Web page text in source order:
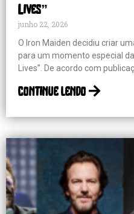
Lives”
junho 22, 2026
O Iron Maiden decidiu criar
para um momento especial
Lives”. De acordo com
continue lendo